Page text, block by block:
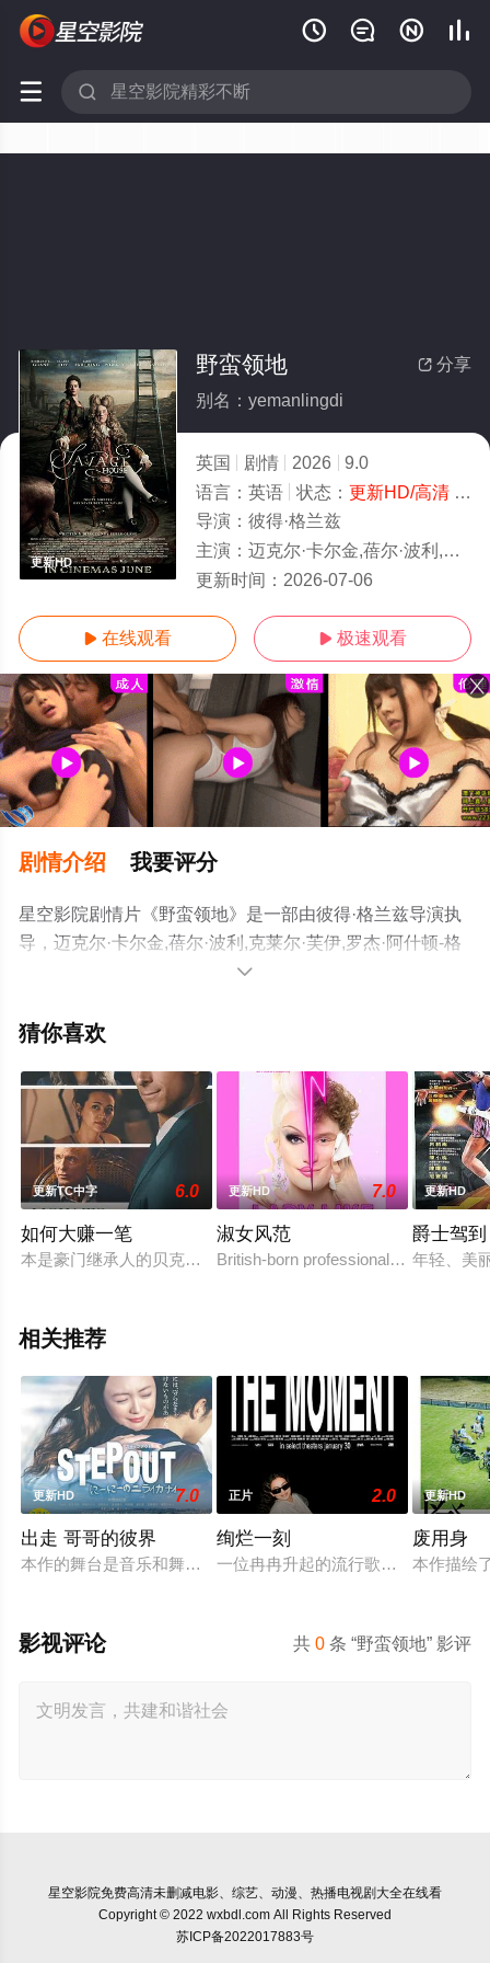
   
 
更新HD
 分享
野蛮领地
别名：yemanlingdi
英国 剧情 2026
9.0
语言： 英语 状态： 更新HD/高清- 免费在线观看
导演： 彼得·格兰兹
主演： 迈克尔·卡尔金,蓓尔·波利,克莱尔·芙伊,罗杰·阿什顿-格里菲斯,理查德·E·
更新时间： 2026-07-06
 在线观看  极速观看
剧情介绍 我要评分
星空影院剧情片《野蛮领地》是一部由彼得·格兰兹导演执
导，迈克尔·卡尔金,蓓尔·波利,克莱尔·芙伊,罗杰·阿什顿-格
里菲斯,理查德·E·格兰特,薇琪·佩珀代因,安格斯·肯尼迪,塞
基拉·洛德·卡西迪,艾琳·巴特尔,Shiona·Brown,Dominic等演
电影大全就上星空电影网，更多相关信息可移步至豆瓣电
影、电视猫或剧情网等平台了解。

猜你喜欢
更新TC中字 6.0
如何大赚一笔
本是豪门继承人的贝克特·雷德费洛（格伦·鲍威尔 Glen Powell
更新HD 7.0
淑女风范
British-born professional ballet
更新HD
爵士驾到
年轻、美
相关推荐
更新HD 7.0
出走 哥哥的彼界
本作的舞台是音乐和舞蹈融入生活的冲绳。与母亲朱音、妹妹
正片 2.0
绚烂一刻
一位冉冉升起的流行歌手在为她的巡
更新HD
废用身
本作描绘
共0 条 “野蛮领地” 影评
影视评论
星空影院免费高清未删减电影、综艺、动漫、热播电视剧大全在线看
Copyright © 2022 wxbdl.com All Rights Reserved
苏ICP备2022017883号